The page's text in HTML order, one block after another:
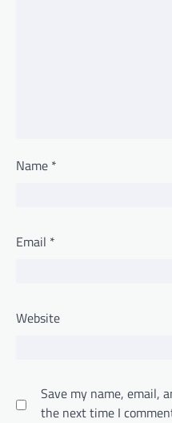
Name *
Email *
Website
Save my name, email,
the next time I